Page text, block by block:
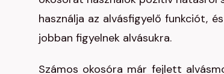
használja az alvásfigyelő funkciót,
jobban figyelnek alvásukra.
Számos okosóra már fejlett